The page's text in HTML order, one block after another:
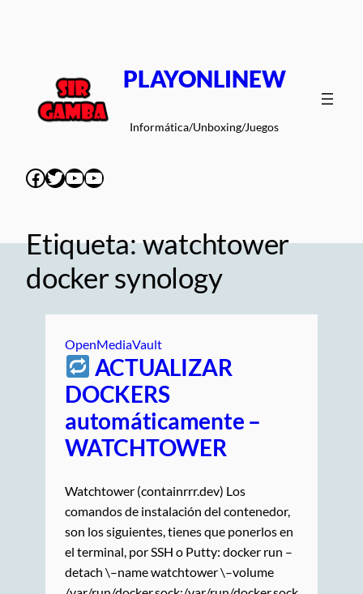
PLAYONLINEW
Informática/Unboxing/Juegos
Facebook
Twitter
YouTube
YouTube
Etiqueta:watchtower
docker synology
OpenMediaVault
ACTUALIZAR
DOCKERS
automáticamente –
WATCHTOWER
Watchtower (containrrr.dev) Los
comandos de instalación del contenedor,
son los siguientes, tienes que ponerlos en
el terminal, por SSH o Putty: docker run –
detach \–name watchtower \–volume